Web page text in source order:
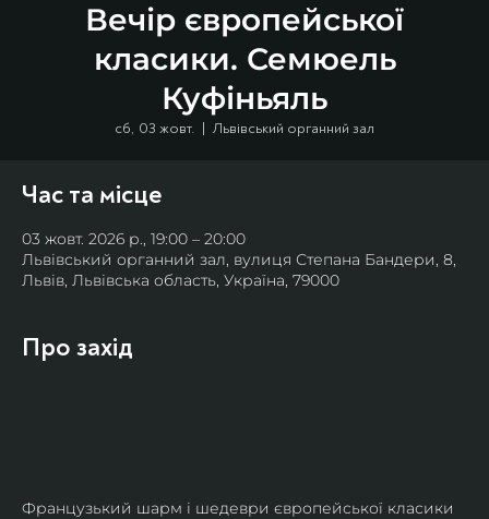
Вечір європейської
класики. Семюель
Куфіньяль
сб, 03 жовт.
  |
Львівський органний зал
Час та місце
03 жовт. 2026 р., 19:00 – 20:00
Львівський органний зал, вулиця Степана Бандери, 8,
Львів, Львівська область, Україна, 79000
Про захід
Французький шарм і шедеври європейської класики